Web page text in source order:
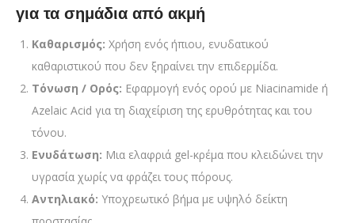
για τα σημάδια από ακμή
Καθαρισμός: Χρήση ενός ήπιου, ενυδατικού
καθαριστικού που δεν ξηραίνει την επιδερμίδα.
Τόνωση / Ορός: Εφαρμογή ενός ορού με Niacinamide ή
Azelaic Acid για τη διαχείριση της ερυθρότητας και του
τόνου.
Ενυδάτωση: Μια ελαφριά gel-κρέμα που κλειδώνει την
υγρασία χωρίς να φράζει τους πόρους.
Αντηλιακό: Υποχρεωτικό βήμα με υψηλό δείκτη